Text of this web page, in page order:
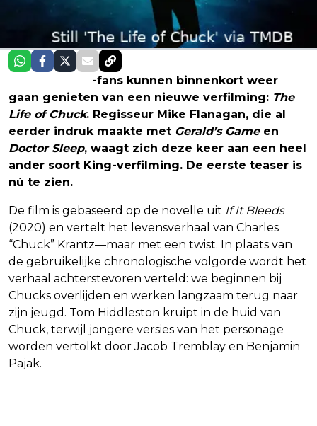
-fans kunnen binnenkort weer
gaan genieten van een nieuwe verfilming: The
Life of Chuck. Regisseur Mike Flanagan, die al
eerder indruk maakte met Gerald’s Gameen
Doctor Sleep, waagt zich deze keer aan een heel
ander soort King-verfilming. De eerste teaser is
nú te zien.
De film is gebaseerd op de novelle uit If It Bleeds
(2020) en vertelt het levensverhaal van Charles
“Chuck” Krantz—maar met een twist. In plaats van
de gebruikelijke chronologische volgorde wordt het
verhaal achterstevoren verteld: we beginnen bij
Chucks overlijden en werken langzaam terug naar
zijn jeugd. Tom Hiddleston kruipt in de huid van
Chuck, terwijl jongere versies van het personage
worden vertolkt door Jacob Tremblay en Benjamin
Pajak.